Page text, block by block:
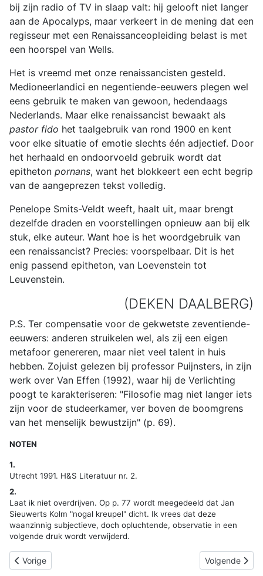
bij zijn radio of TV in slaap valt: hij gelooft niet langer
aan de Apocalyps, maar verkeert in de mening dat een
regisseur met een Renaissanceopleiding belast is met
een hoorspel van Wells.
Het is vreemd met onze renaissancisten gesteld.
Medioneerlandici en negentiende-eeuwers plegen wel
eens gebruik te maken van gewoon, hedendaags
Nederlands. Maar elke renaissancist bewaakt als
pastor fido het taalgebruik van rond 1900 en kent
voor elke situatie of emotie slechts één adjectief. Door
het herhaald en ondoorvoeld gebruik wordt dat
epitheton pornans, want het blokkeert een echt begrip
van de aangeprezen tekst volledig.
Penelope Smits-Veldt weeft, haalt uit, maar brengt
dezelfde draden en voorstellingen opnieuw aan bij elk
stuk, elke auteur. Want hoe is het woordgebruik van
een renaissancist? Precies: voorspelbaar. Dit is het
enig passend epitheton, van Loevenstein tot
Leuvenstein.
(DEKEN DAALBERG)
P.S. Ter compensatie voor de gekwetste zeventiende-
eeuwers: anderen struikelen wel, als zij een eigen
metafoor genereren, maar niet veel talent in huis
hebben. Zojuist gelezen bij professor Puijnsters, in zijn
werk over Van Effen (1992), waar hij de Verlichting
poogt te karakteriseren: "Filosofie mag niet langer iets
zijn voor de studeerkamer, ver boven de boomgrens
van het menselijk bewustzijn" (p. 69).
NOTEN
1.
Utrecht 1991. H&S Literatuur nr. 2.
2.
Laat ik niet overdrijven. Op p. 77 wordt meegedeeld dat Jan
Sieuwerts Kolm "nogal kreupel" dicht. Ik vrees dat deze
waanzinnig subjectieve, doch opluchtende, observatie in een
volgende druk wordt verwijderd.
Vorig artikel: SP1102: De identificatie van Thomas, Subdecanus
Vorige Volgende
Volgende